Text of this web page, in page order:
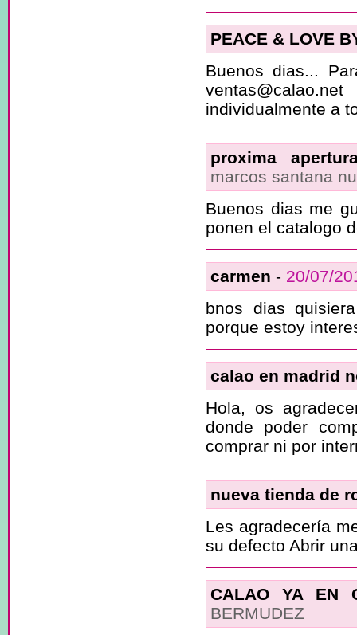
PEACE & LOVE
Buenos dias...
individualmente a
proxima
marcos santana
Buenos dias me
ponen el catalogo
carmen - 20/07/
bnos dias
porque estoy
calao en madrid
Hola, os
donde poder
comprar ni por
nueva tienda de
Les agradecería
su defecto Abrir
CALAO YA EN
BERMUDEZ